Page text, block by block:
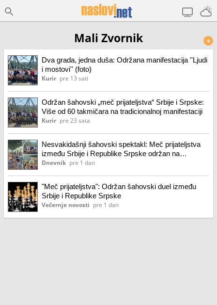
Mali Zvornik +
Dva grada, jedna duša: Održana manifestacija ''Ljudi
i mostovi'' (foto)
Kurir pre 13 sati
Održan šahovski „meč prijateljstva“ Srbije i Srpske:
Više od 60 takmičara na tradicionalnoj manifestaciji
Kurir pre 23 sata
Nesvakidašnji šahovski spektakl: Meč prijateljstva
između Srbije i Republike Srpske održan na
pešačkom mostu na Drini
Dnevnik pre 1 dan
"Meč prijateljstva": Održan šahovski duel između
Srbije i Republike Srpske
Večernje novosti pre 1 dan